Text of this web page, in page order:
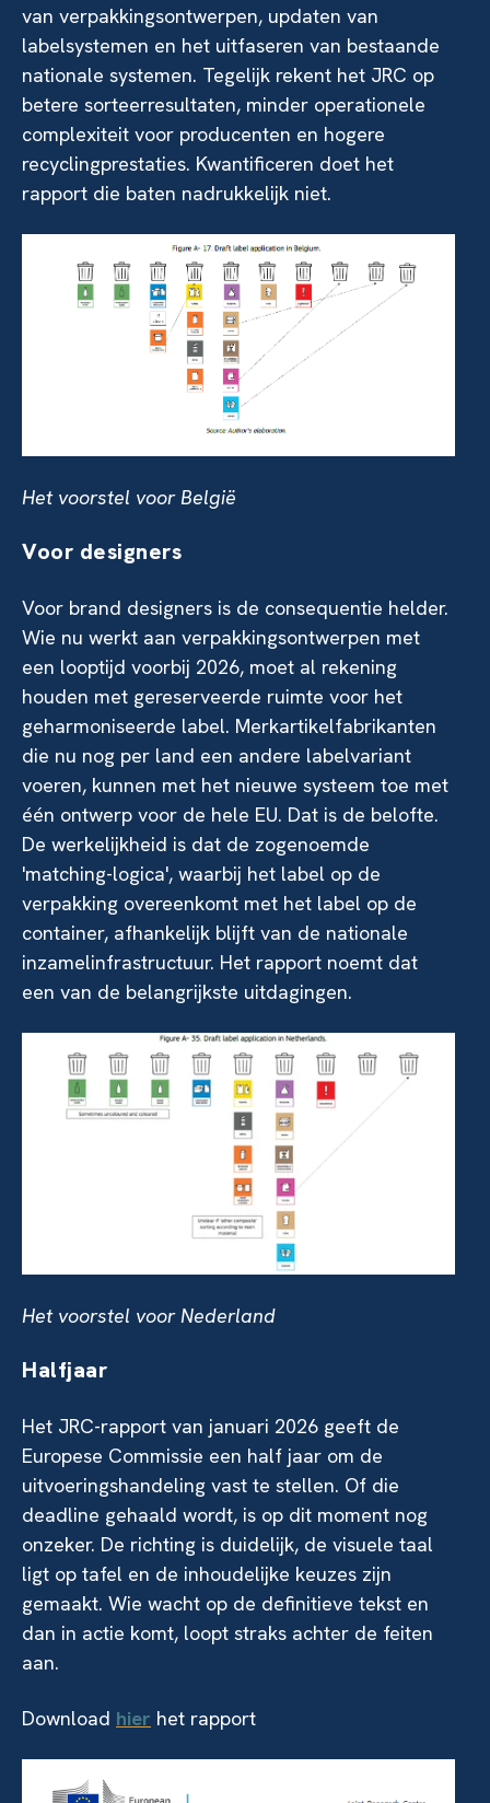
van verpakkingsontwerpen, updaten van
labelsystemen en het uitfaseren van bestaande
nationale systemen. Tegelijk rekent het JRC op
betere sorteerresultaten, minder operationele
complexiteit voor producenten en hogere
recyclingprestaties. Kwantificeren doet het
rapport die baten nadrukkelijk niet.
Het voorstel voor België
Voor designers
Voor brand designers is de consequentie helder.
Wie nu werkt aan verpakkingsontwerpen met
een looptijd voorbij 2026, moet al rekening
houden met gereserveerde ruimte voor het
geharmoniseerde label. Merkartikelfabrikanten
die nu nog per land een andere labelvariant
voeren, kunnen met het nieuwe systeem toe met
één ontwerp voor de hele EU. Dat is de belofte.
De werkelijkheid is dat de zogenoemde
'matching-logica', waarbij het label op de
verpakking overeenkomt met het label op de
container, afhankelijk blijft van de nationale
inzamelinfrastructuur. Het rapport noemt dat
een van de belangrijkste uitdagingen.
Het voorstel voor Nederland
Halfjaar
Het JRC-rapport van januari 2026 geeft de
Europese Commissie een half jaar om de
uitvoeringshandeling vast te stellen. Of die
deadline gehaald wordt, is op dit moment nog
onzeker. De richting is duidelijk, de visuele taal
ligt op tafel en de inhoudelijke keuzes zijn
gemaakt. Wie wacht op de definitieve tekst en
dan in actie komt, loopt straks achter de feiten
aan.
Download hier het rapport